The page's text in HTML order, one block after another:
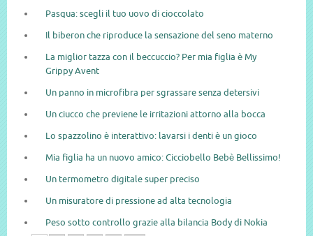
Pasqua: scegli il tuo uovo di cioccolato
Il biberon che riproduce la sensazione del seno materno
La miglior tazza con il beccuccio? Per mia figlia è My
Grippy Avent
Un panno in microfibra per sgrassare senza detersivi
Un ciucco che previene le irritazioni attorno alla bocca
Lo spazzolino è interattivo: lavarsi i denti è un gioco
Mia figlia ha un nuovo amico: Cicciobello Bebè Bellissimo!
Un termometro digitale super preciso
Un misuratore di pressione ad alta tecnologia
Peso sotto controllo grazie alla bilancia Body di Nokia